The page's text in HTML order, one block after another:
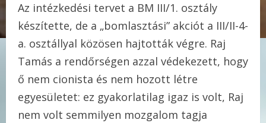
Az intézkedési tervet a BM III/1. osztály
készítette, de a „bomlasztási” akciót a III/II-4-
a. osztállyal közösen hajtották végre. Raj
Tamás a rendőrségen azzal védekezett, hogy
ő nem cionista és nem hozott létre
egyesületet: ez gyakorlatilag igaz is volt, Raj
nem volt semmilyen mozgalom tagja